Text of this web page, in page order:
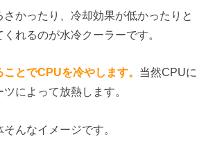
かったり、冷却効果が低かったりと
れるのが水冷クーラーです。
とでCPUを冷やします。 当然CPUに
によって放熱します。
んなイメージです。